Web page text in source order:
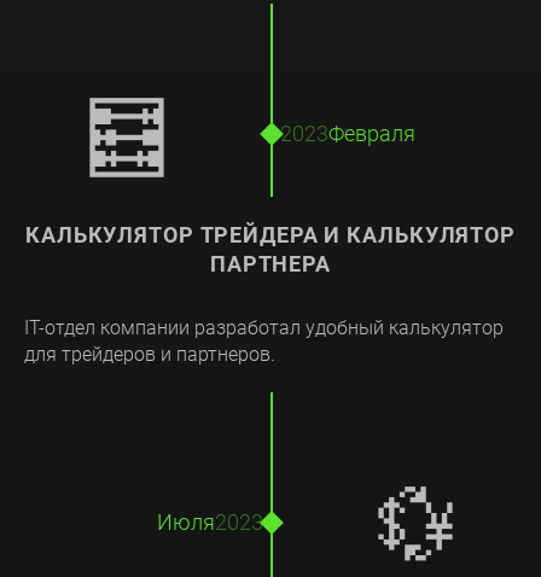
КАЛЬКУЛЯТОР ТРЕЙДЕРА И КАЛЬКУЛЯТОР
ПАРТНЕРА
IT-отдел компании разработал удобный калькулятор
для трейдеров и партнеров.
Февраля
2023
🧮
Июля2023 💱